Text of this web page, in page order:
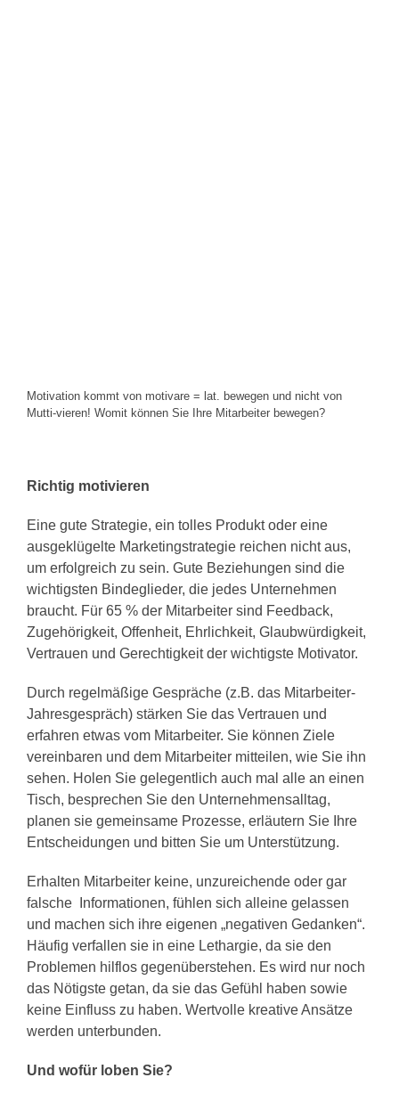
Motivation kommt von motivare = lat. bewegen und nicht von
Mutti-vieren! Womit können Sie Ihre Mitarbeiter bewegen?
Richtig motivieren
Eine gute Strategie, ein tolles Produkt oder eine
ausgeklügelte Marketingstrategie reichen nicht aus,
um erfolgreich zu sein. Gute Beziehungen sind die
wichtigsten Bindeglieder, die jedes Unternehmen
braucht. Für 65 % der Mitarbeiter sind Feedback,
Zugehörigkeit, Offenheit, Ehrlichkeit, Glaubwürdigkeit,
Vertrauen und Gerechtigkeit der wichtigste Motivator.
Durch regelmäßige Gespräche (z.B. das Mitarbeiter-
Jahresgespräch) stärken Sie das Vertrauen und
erfahren etwas vom Mitarbeiter. Sie können Ziele
vereinbaren und dem Mitarbeiter mitteilen, wie Sie ihn
sehen. Holen Sie gelegentlich auch mal alle an einen
Tisch, besprechen Sie den Unternehmensalltag,
planen sie gemeinsame Prozesse, erläutern Sie Ihre
Entscheidungen und bitten Sie um Unterstützung.
Erhalten Mitarbeiter keine, unzureichende oder gar
falsche Informationen, fühlen sich alleine gelassen
und machen sich ihre eigenen „negativen Gedanken“.
Häufig verfallen sie in eine Lethargie, da sie den
Problemen hilflos gegenüberstehen. Es wird nur noch
das Nötigste getan, da sie das Gefühl haben sowie
keine Einfluss zu haben. Wertvolle kreative Ansätze
werden unterbunden.
Und wofür loben Sie?